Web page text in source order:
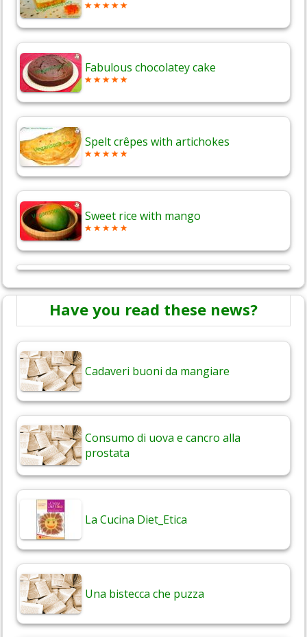
Fabulous chocolatey cake
Spelt crêpes with artichokes
Sweet rice with mango
Have you read these news?
Cadaveri buoni da mangiare
Consumo di uova e cancro alla
prostata
La Cucina Diet_Etica
Una bistecca che puzza